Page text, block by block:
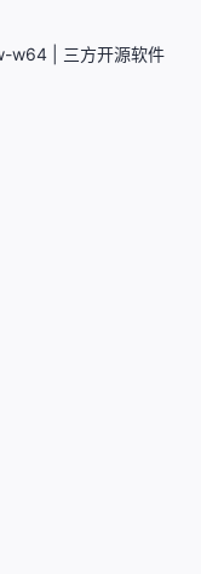
w64 | 三方开源软件